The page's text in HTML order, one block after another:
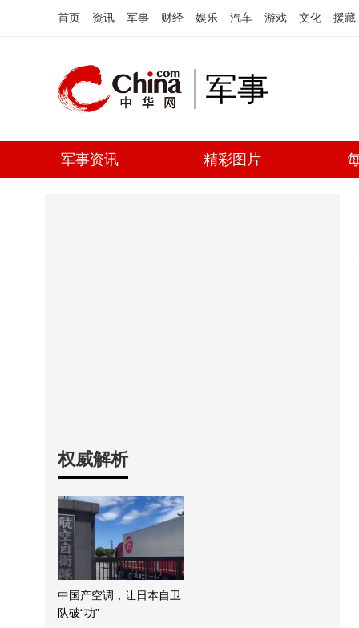
首页 资讯 军事 财经 娱乐 汽车 游戏 文化 援藏
军事
军事资讯 精彩图片
权威解析
中国产空调，让日本自卫
队破“功”